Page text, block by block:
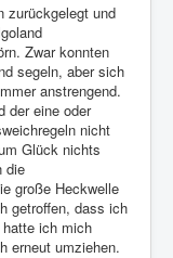
zurückgelegt und
Zwar konnten
segeln, aber sich
anstrengend.
der eine oder
nicht
Glück nichts
die
große Heckwelle
getroffen, dass ich
ich mich
erneut umziehen.